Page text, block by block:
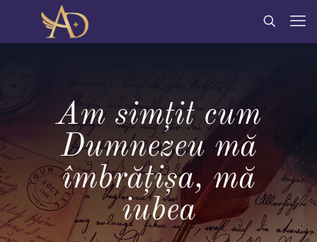
Am simțit cum
Dumnezeu mă
îmbrățișa, mă
iubea